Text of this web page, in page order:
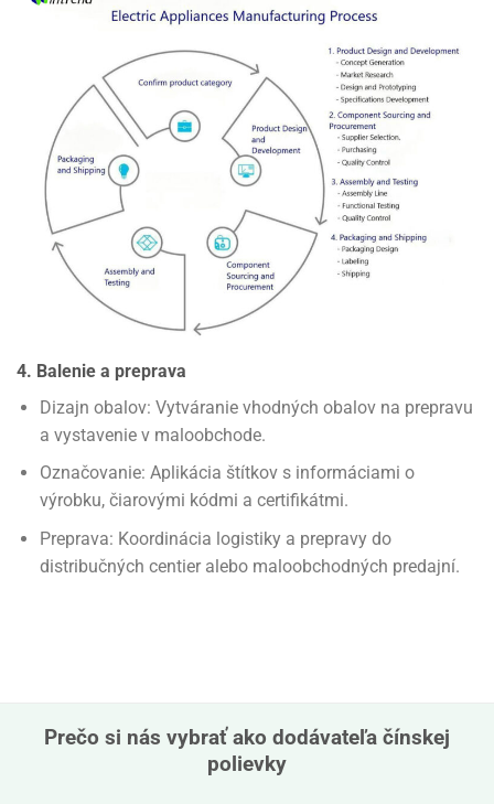
4. Balenie a preprava
Dizajn obalov: Vytváranie vhodných obalov na prepravu
a vystavenie v maloobchode.
Označovanie: Aplikácia štítkov s informáciami o
výrobku, čiarovými kódmi a certifikátmi.
Preprava: Koordinácia logistiky a prepravy do
distribučných centier alebo maloobchodných predajní.
Prečo si nás vybrať ako dodávateľa čínskej
polievky